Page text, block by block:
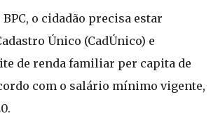
o cidadão precisa estar
Único (CadÚnico) e
de renda familiar per capita de
com o salário mínimo vigente,